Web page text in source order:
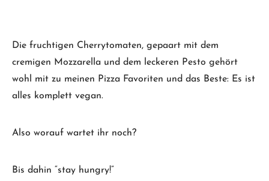
Die fruchtigen Cherrytomaten, gepaart mit dem
cremigen Mozzarella und dem leckeren Pesto gehört
wohl mit zu meinen Pizza Favoriten und das Beste: Es ist
alles komplett vegan.
Also worauf wartet ihr noch?
Bis dahin “stay hungry!”